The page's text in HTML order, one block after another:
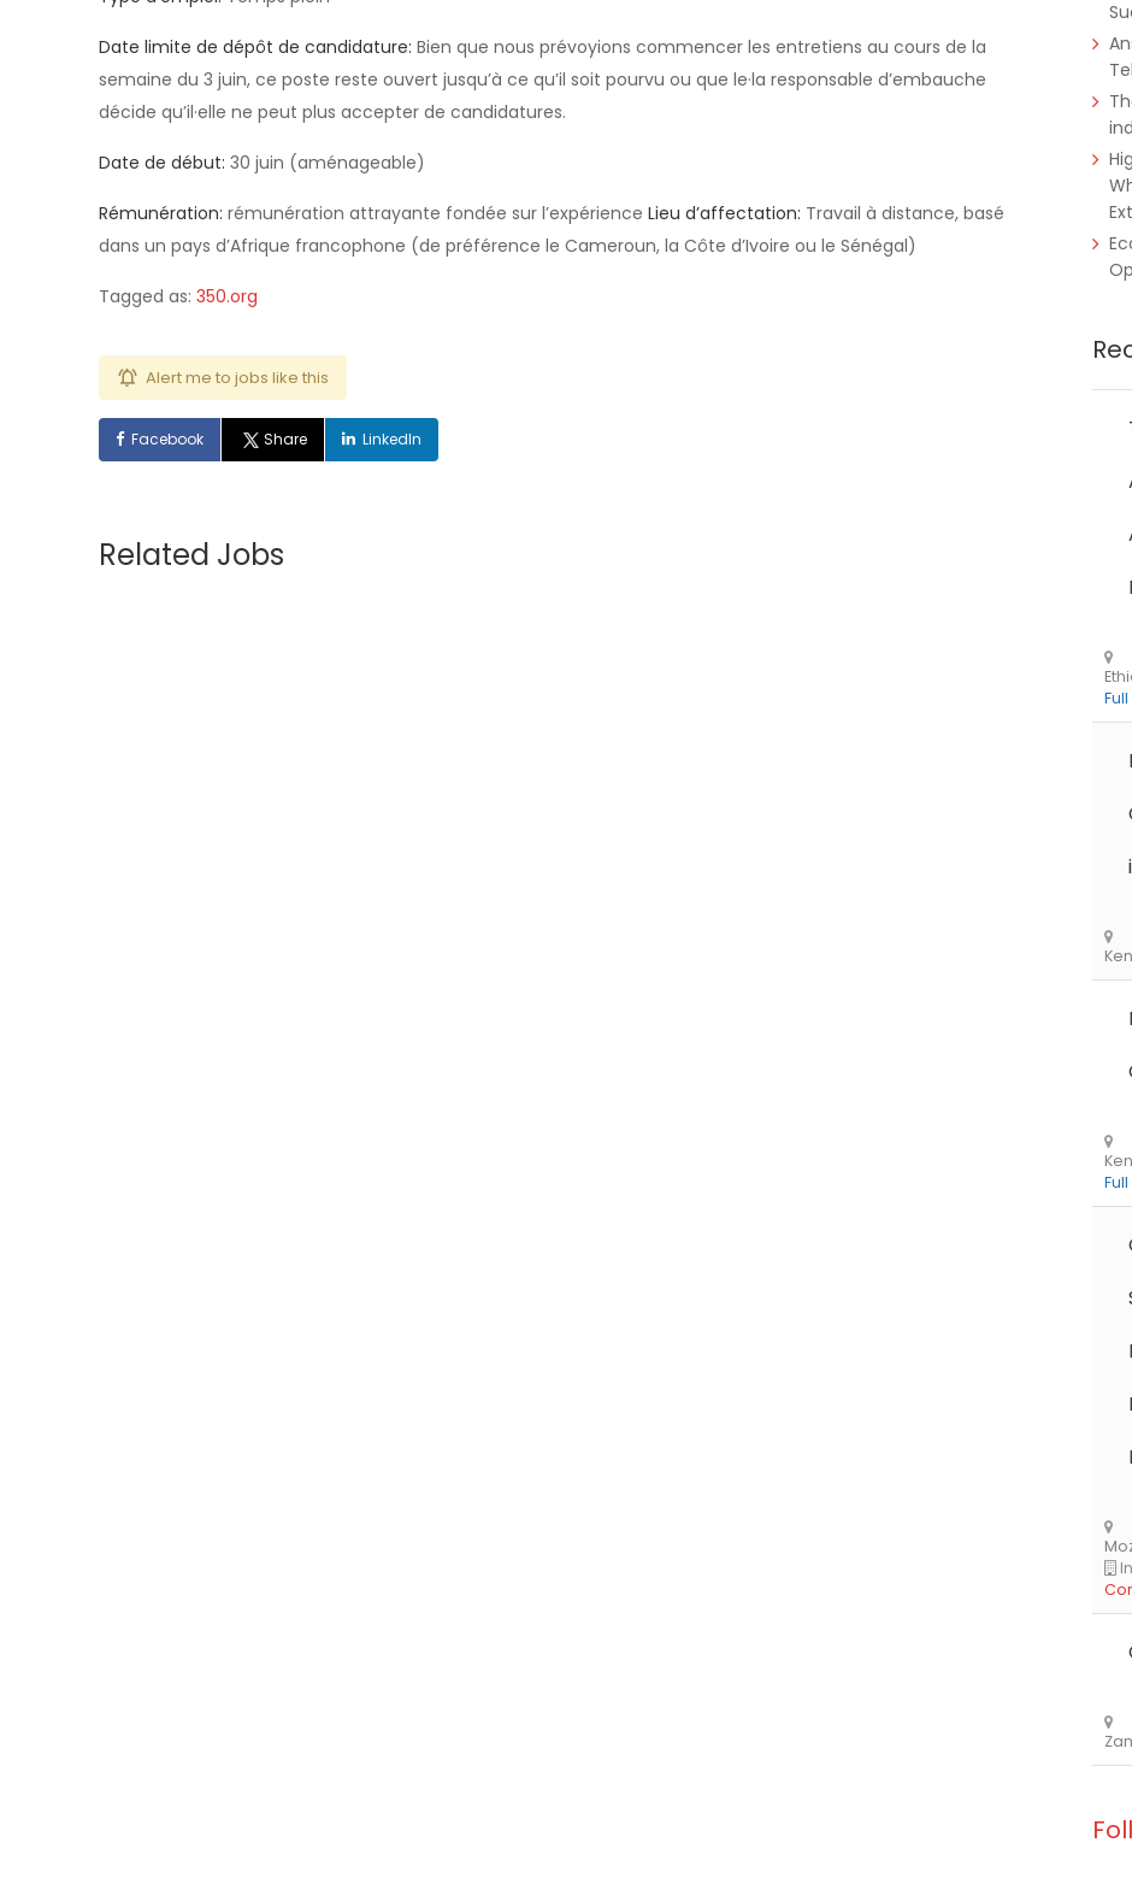
Date limite de dépôt de candidature: Bien que nous prévoyions commencer les entretiens au cours de la
semaine du 3 juin, ce poste reste ouvert jusqu’à ce qu’il soit pourvu ou que le·la responsable d’embauche
décide qu’il·elle ne peut plus accepter de candidatures.
Date de début: 30 juin (aménageable)
Rémunération: rémunération attrayante fondée sur l’expérience Lieu d’affectation: Travail à distance, basé
dans un pays d’Afrique francophone (de préférence le Cameroun, la Côte d’Ivoire ou le Sénégal)
Tagged as: 350.org
Alert me to jobs like this
Facebook Share LinkedIn
Related Jobs